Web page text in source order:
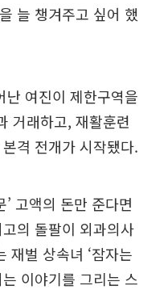
늘 챙겨주고 싶어 했
난 여진이 제한구역을
거래하고, 재활훈련
격 전개가 시작됐다.
’ 고액의 돈만 준다면
의 돌팔이 외과의사
재벌 상속녀 ‘잠자는
이야기를 그리는 스